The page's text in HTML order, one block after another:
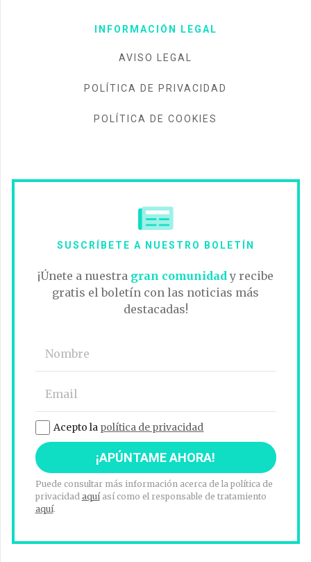
INFORMACIÓN LEGAL
AVISO LEGAL
POLÍTICA DE PRIVACIDAD
POLÍTICA DE COOKIES
SUSCRÍBETE A NUESTRO BOLETÍN
¡Únete a nuestra gran comunidad y recibe
gratis el boletín con las noticias más
destacadas!
Acepto la política de privacidad
Puede consultar más información acerca de la política de
privacidad aquíasí como el responsable de tratamiento
aquí.